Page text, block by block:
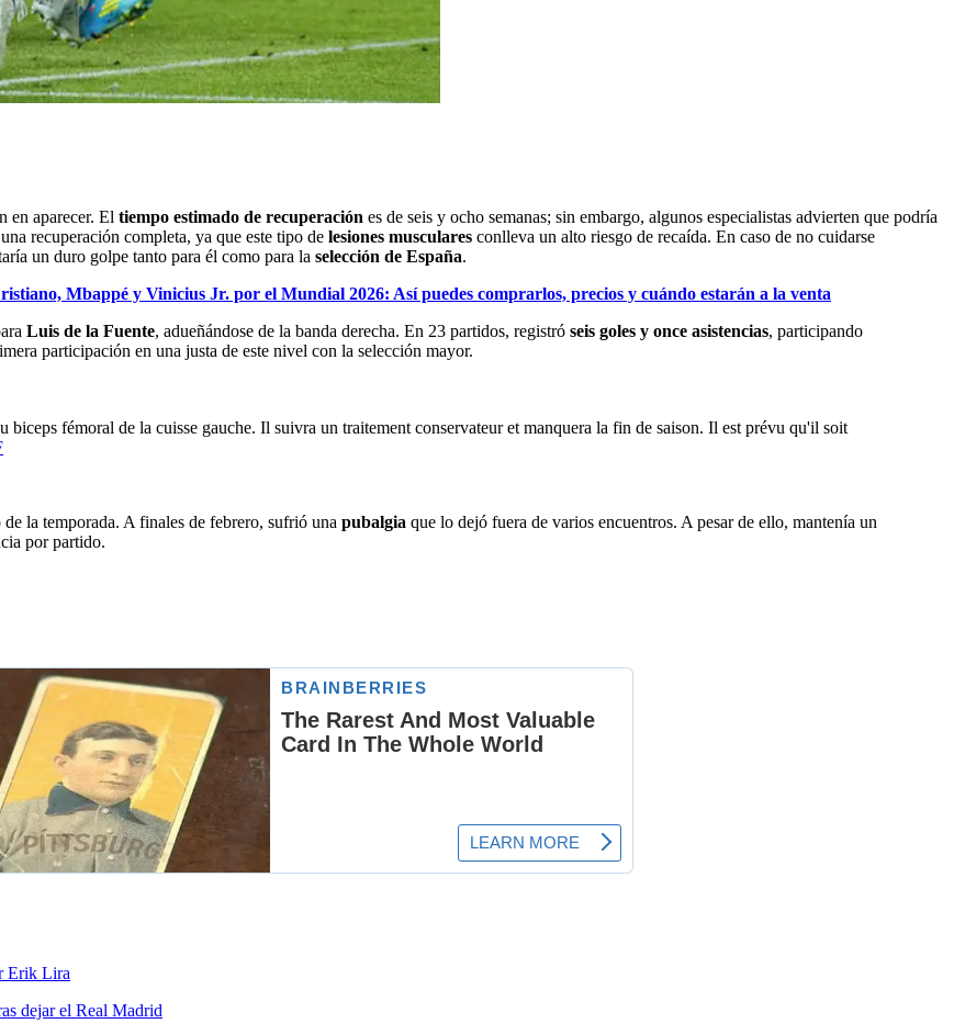
en aparecer. El tiempo estimado de recuperación es de seis y ocho semanas; sin embargo, algunos especialistas advierten que podría
recuperación completa, ya que este tipo de lesiones musculares conlleva un alto riesgo de recaída. En caso de no cuidarse
un duro golpe tanto para él como para la selección de España.
Mbappé y Vinicius Jr. por el Mundial 2026: Así puedes comprarlos, precios y cuándo estarán a la venta
Luis de la Fuente, adueñándose de la banda derecha. En 23 partidos, registró seis goles y once asistencias, participando
participación en una justa de este nivel con la selección mayor.
biceps fémoral de la cuisse gauche. Il suivra un traitement conservateur et manquera la fin de saison. Il est prévu qu'il soit
la temporada. A finales de febrero, sufrió una pubalgia que lo dejó fuera de varios encuentros. A pesar de ello, mantenía un
por partido.
Erik Lira
dejar el Real Madrid